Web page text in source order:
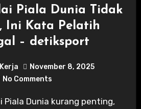
Piala Dunia Tidak
Ini Kata Pelatih
– detiksport
November 8, 2025
No Comments